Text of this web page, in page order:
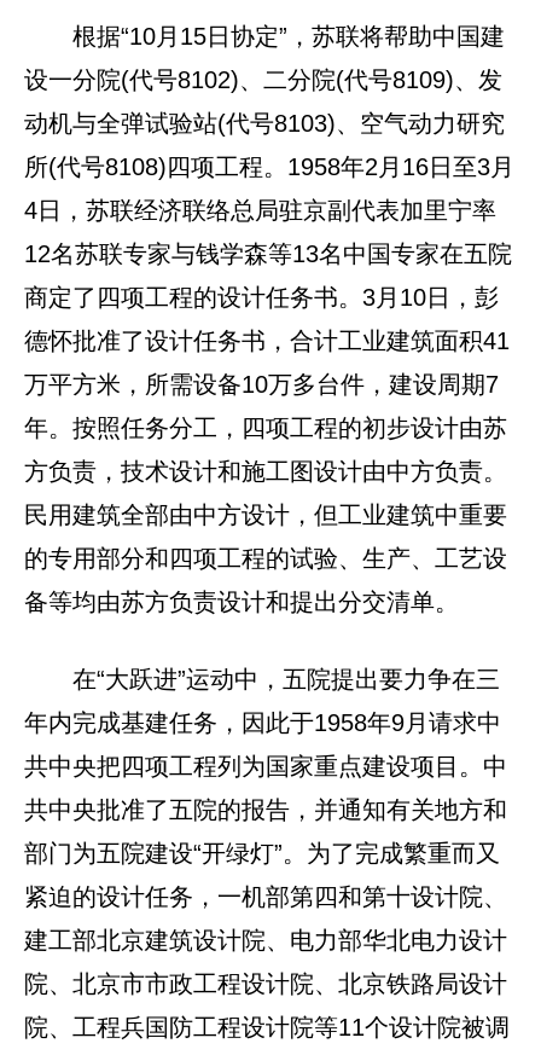
根据“10月15日协定”，苏联将帮助中国建
设一分院(代号8102)、二分院(代号8109)、发
动机与全弹试验站(代号8103)、空气动力研究
所(代号8108)四项工程。1958年2月16日至3月
4日，苏联经济联络总局驻京副代表加里宁率
12名苏联专家与钱学森等13名中国专家在五院
商定了四项工程的设计任务书。3月10日，彭
德怀批准了设计任务书，合计工业建筑面积41
万平方米，所需设备10万多台件，建设周期7
年。按照任务分工，四项工程的初步设计由苏
方负责，技术设计和施工图设计由中方负责。
民用建筑全部由中方设计，但工业建筑中重要
的专用部分和四项工程的试验、生产、工艺设
备等均由苏方负责设计和提出分交清单。
在“大跃进”运动中，五院提出要力争在三
年内完成基建任务，因此于1958年9月请求中
共中央把四项工程列为国家重点建设项目。中
共中央批准了五院的报告，并通知有关地方和
部门为五院建设“开绿灯”。为了完成繁重而又
紧迫的设计任务，一机部第四和第十设计院、
建工部北京建筑设计院、电力部华北电力设计
院、北京市市政工程设计院、北京铁路局设计
院、工程兵国防工程设计院等11个设计院被调